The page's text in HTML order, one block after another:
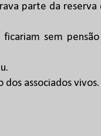
parte da reserva
sem
associados vivos.